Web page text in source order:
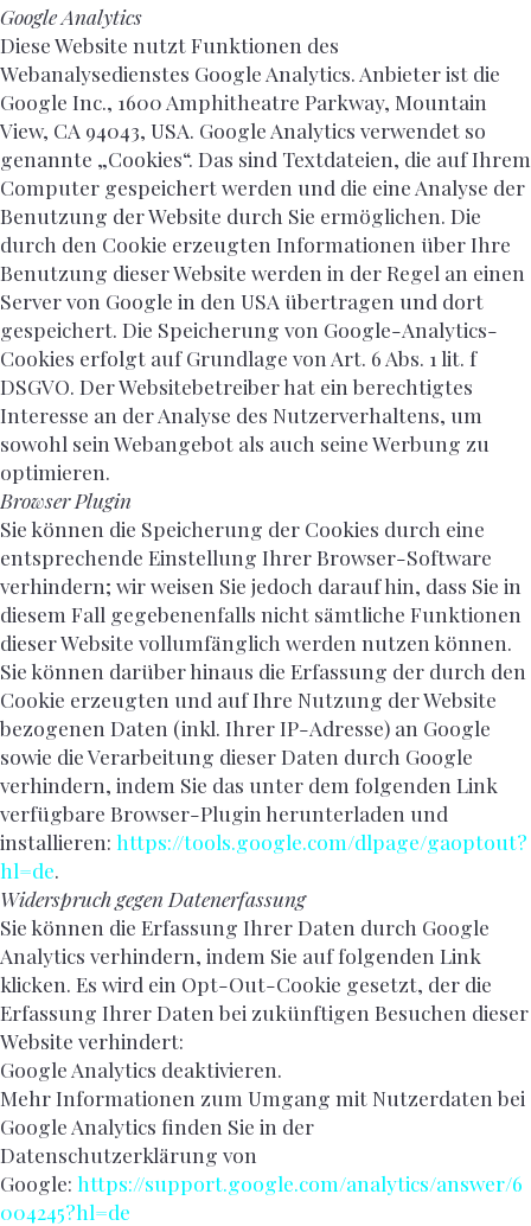
Google Analytics
Diese Website nutzt Funktionen des
Webanalysedienstes Google Analytics. Anbieter ist die
Google Inc., 1600 Amphitheatre Parkway, Mountain
View, CA 94043, USA. Google Analytics verwendet so
genannte „Cookies“. Das sind Textdateien, die auf Ihrem
Computer gespeichert werden und die eine Analyse der
Benutzung der Website durch Sie ermöglichen. Die
durch den Cookie erzeugten Informationen über Ihre
Benutzung dieser Website werden in der Regel an einen
Server von Google in den USA übertragen und dort
gespeichert. Die Speicherung von Google-Analytics-
Cookies erfolgt auf Grundlage von Art. 6 Abs. 1 lit. f
DSGVO. Der Websitebetreiber hat ein berechtigtes
Interesse an der Analyse des Nutzerverhaltens, um
sowohl sein Webangebot als auch seine Werbung zu
optimieren.
Browser Plugin
Sie können die Speicherung der Cookies durch eine
entsprechende Einstellung Ihrer Browser-Software
verhindern; wir weisen Sie jedoch darauf hin, dass Sie in
diesem Fall gegebenenfalls nicht sämtliche Funktionen
dieser Website vollumfänglich werden nutzen können.
Sie können darüber hinaus die Erfassung der durch den
Cookie erzeugten und auf Ihre Nutzung der Website
bezogenen Daten (inkl. Ihrer IP-Adresse) an Google
sowie die Verarbeitung dieser Daten durch Google
verhindern, indem Sie das unter dem folgenden Link
verfügbare Browser-Plugin herunterladen und
installieren: https://tools.google.com/dlpage/gaoptout?
hl=de
Widerspruch gegen Datenerfassung
Sie können die Erfassung Ihrer Daten durch Google
Analytics verhindern, indem Sie auf folgenden Link
klicken. Es wird ein Opt-Out-Cookie gesetzt, der die
Erfassung Ihrer Daten bei zukünftigen Besuchen dieser
Website verhindert:
Google Analytics deaktivieren.
Mehr Informationen zum Umgang mit Nutzerdaten bei
Google Analytics finden Sie in der
Datenschutzerklärung von
Google: https://support.google.com/analytics/answer/6
004245?hl=de